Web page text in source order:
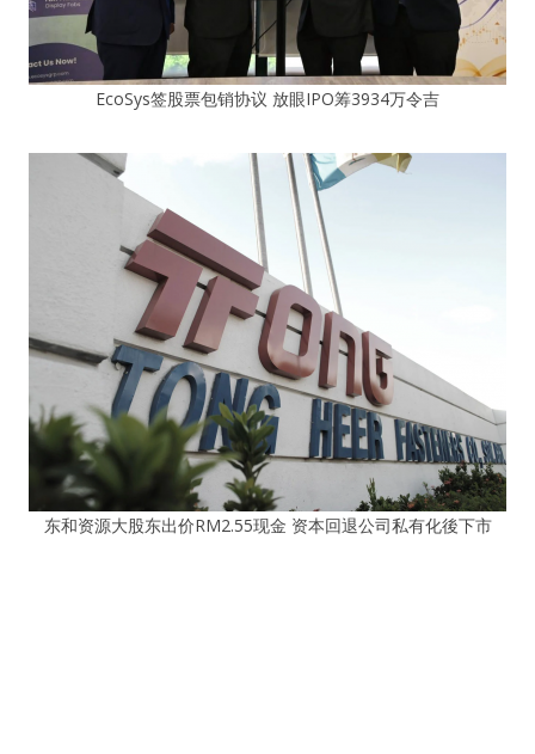
EcoSys签股票包销协议 放眼IPO筹3934万令吉
东和资源大股东出价RM2.55现金 资本回退公司私有化後下市